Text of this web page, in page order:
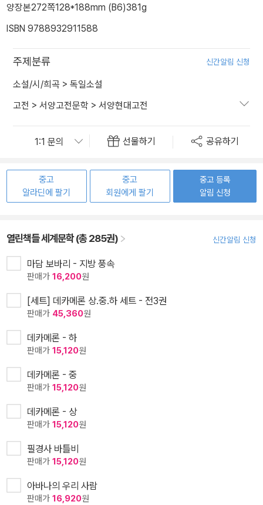
양장본272쪽128*188mm (B6)381g
ISBN 9788932911588
주제분류 신간알림 신청
소설/시/희곡 > 독일소설
고전 > 서양고전문학 > 서양현대고전
선물하기 공유하기
중고
알라딘에 팔기
중고
회원에게 팔기
중고 등록
알림 신청
열린책들 세계문학 (총 285권) 신간알림 신청
마담 보바리 - 지방 풍속
판매가 16,200원
[세트] 데카메론 상.중.하 세트 - 전3권
판매가 45,360원
데카메론 - 하
판매가 15,120원
데카메론 - 중
판매가 15,120원
데카메론 - 상
판매가 15,120원
필경사 바틀비
판매가 15,120원
아바나의 우리 사람
판매가 16,920원